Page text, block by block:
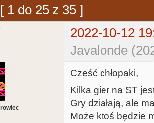
1 do 25 z 35 ]
2022-10-12
Javalonde
Cześć chłopaki,
Kilka gier na ST
Gry działają, ale
Może ktoś będzie